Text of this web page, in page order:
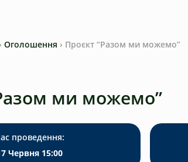
› Оголошення › Проєкт “Разом ми можемо”
ми можемо”
проведення:
Червня 15:00